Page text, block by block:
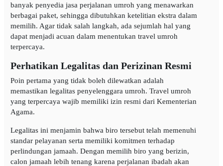
banyak penyedia jasa perjalanan umroh yang menawarkan
berbagai paket, sehingga dibutuhkan ketelitian ekstra dalam
memilih. Agar tidak salah langkah, ada sejumlah hal yang
dapat menjadi acuan dalam menentukan travel umroh
terpercaya.
Perhatikan Legalitas dan Perizinan Resmi
Poin pertama yang tidak boleh dilewatkan adalah
memastikan legalitas penyelenggara umroh. Travel umroh
yang terpercaya wajib memiliki izin resmi dari Kementerian
Agama.
Legalitas ini menjamin bahwa biro tersebut telah memenuhi
standar pelayanan serta memiliki komitmen terhadap
perlindungan jamaah. Dengan memilih biro yang berizin,
calon jamaah lebih tenang karena perjalanan ibadah akan